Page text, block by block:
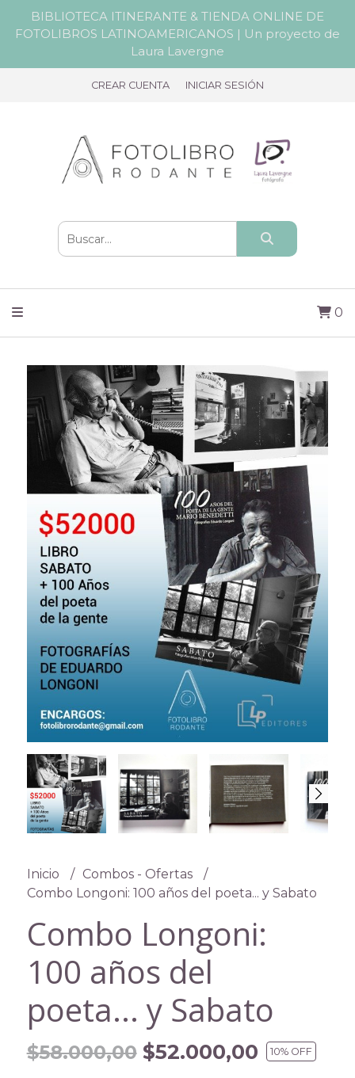
BIBLIOTECA ITINERANTE & TIENDA ONLINE DE
FOTOLIBROS LATINOAMERICANOS | Un proyecto de
Laura Lavergne
CREAR CUENTA INICIAR SESIÓN
0
Inicio
Combos - Ofertas
Combo Longoni: 100 años del poeta... y Sabato
Combo Longoni:
100 años del
poeta... y Sabato
$58.000,00$52.000,00 10% OFF